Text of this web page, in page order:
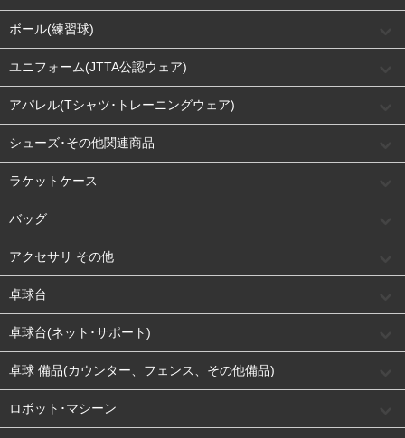
ボール(練習球)
ユニフォーム(JTTA公認ウェア)
アパレル(Tシャツ･トレーニングウェア)
シューズ･その他関連商品
ラケットケース
バッグ
アクセサリ その他
卓球台
卓球台(ネット･サポート)
卓球 備品(カウンター、フェンス、その他備品)
ロボット･マシーン